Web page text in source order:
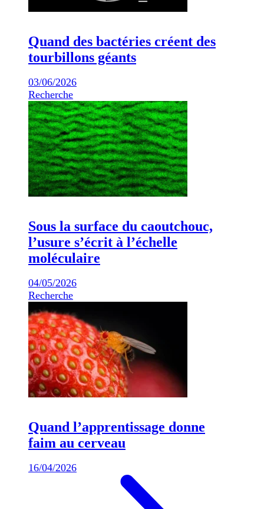
Quand des bactéries créent des
tourbillons géants
03/06/2026
Recherche
Sous la surface du caoutchouc,
l’usure s’écrit à l’échelle
moléculaire
04/05/2026
Recherche
Quand l’apprentissage donne
faim au cerveau
16/04/2026